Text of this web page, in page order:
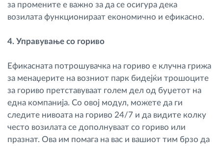
за промените е важно за да се осигура дека
возилата функционираат економично и ефикасно.
4. Управување со гориво
Ефикасната потрошувачка на гориво е клучна грижа
за менаџерите на возниот парк бидејќи трошоците
за гориво претставуваат голем дел од буџетот на
една компанија. Со овој модул, можете да ги
следите нивоата на гориво 24/7 и да видите колку
често возилата се дополнуваат со гориво или
празнат. Ова им помага на вас и вашиот тим брзо да